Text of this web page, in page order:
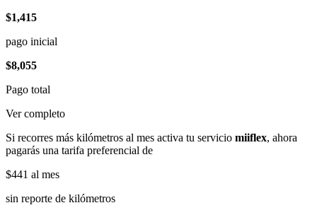
$1,415
pago inicial
$8,055
Pago total
Ver completo
Si recorres más kilómetros al mes activa tu servicio miiflex, ahora
pagarás una tarifa preferencial de
$441 al mes
sin reporte de kilómetros